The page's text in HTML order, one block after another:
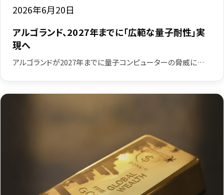
2026年6月20日
アルゴランド、2027年までに「広範な量子耐性」実
現へ
アルゴランドが2027年までに量子コンピューターの脅威に…